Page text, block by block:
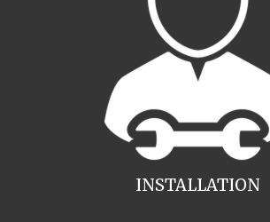
INSTALLATION